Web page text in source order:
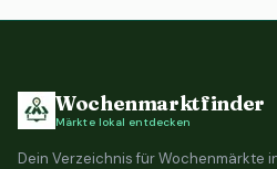
Wochenmarktfinder
Märkte lokal entdecken
Dein Verzeichnis für Wochenmärkte